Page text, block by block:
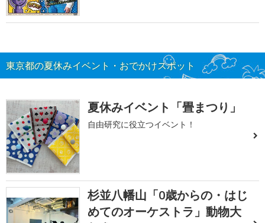
東京都の夏休みイベント・おでかけスポット
夏休みイベント「畳まつり」
自由研究に役立つイベント！
杉並八幡山「0歳からの・はじ
めてのオーケストラ」動物大